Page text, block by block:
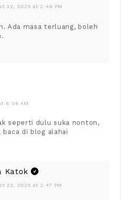
22, 2025 at 2:46 PM
Ada masa terluang, boleh
6:06 AM
seperti dulu suka nonton,
baca di blog alahai
Katok
22, 2025 at 2:47 PM